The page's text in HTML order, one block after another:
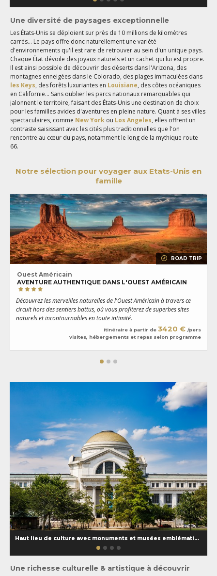
Une diversité de paysages exceptionnelle
Les États-Unis se déploient sur près de 10 millions de kilomètres
carrés... Le pays offre donc naturellement une variété
d'environnements qu'il est rare de retrouver au sein d'un unique pays.
Chaque État dévoile des joyaux naturels et un cachet qui lui est propre.
Il est ainsi possible de découvrir des déserts dans l'Arizona, des
montagnes enneigées dans le Colorado, des plages immaculées dans
les Keys, des forêts luxuriantes en Louisiane, des côtes océaniques
en Californie... Sans oublier les parcs nationaux remarquables qui
jalonnent le territoire, faisant des États-Unis une destination de choix
pour les familles avides d'aventures en pleine nature. Quant à ses villes
spectaculaires, comme New York ou Los Angeles, elles offrent un
contraste saisissant avec les cités plus traditionnelles que l'on
rencontre au cœur du pays, notamment le long de la mythique route
66.
Notre sélection pour voyager aux Etats-Unis en
famille
ROAD TRIP
Ouest Américain
AVENTURE AUTHENTIQUE DANS L'OUEST AMÉRICAIN
Découvrez les merveilles naturelles de l'Ouest Américain à travers ce
circuit hors des sentiers battus, où vous profiterez de superbes sites
naturels et incontournables en toute intimité.
Itinéraire à partir de 3420 € /pers
visites, hébergements et repas selon programme
Haut lieu de culture avec monuments et musées emblématiques
Une richesse culturelle & artistique à découvrir